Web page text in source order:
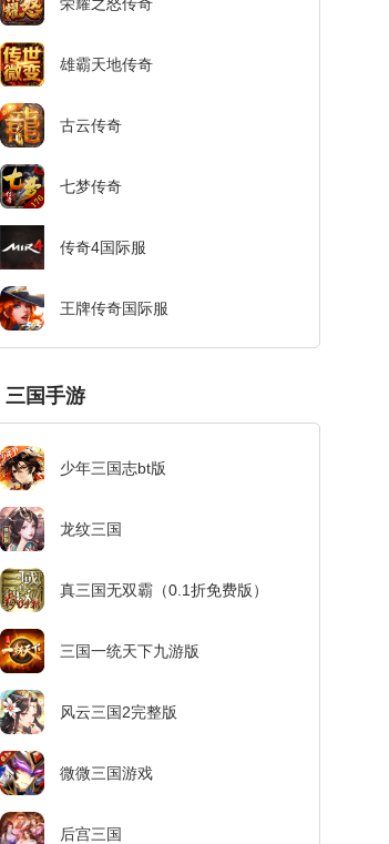
雄霸天地传奇
古云传奇
七梦传奇
传奇4国际服
王牌传奇国际服
三国手游
少年三国志bt版
龙纹三国
真三国无双霸（0.1折免费版）
三国一统天下九游版
风云三国2完整版
微微三国游戏
后宫三国